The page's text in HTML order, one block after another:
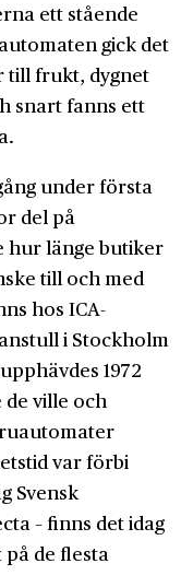
ett stående
gick det
till frukt, dygnet
snart fanns ett
under första
del på
hur länge butiker
till och med
hos ICA-
i Stockholm
1972
ville och
var förbi
Svensk
– finns det idag
de flesta